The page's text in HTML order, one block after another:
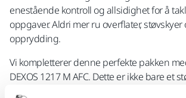
enestående kontroll og allsidighet for å
oppgaver. Aldri mer ru overflater,
opprydding.
Vi kompletterer denne perfekte pakken
DEXOS 1217 M AFC. Dette er ikke bare et
den stillegående assistenten som holder